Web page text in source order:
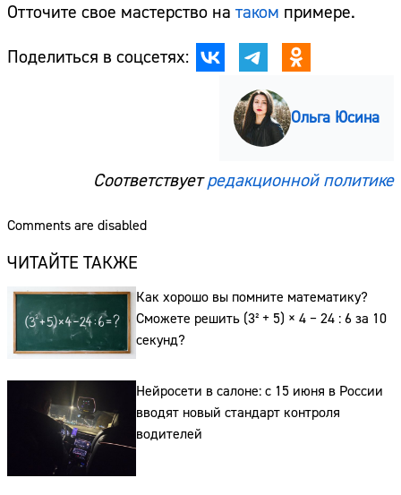
Отточите свое мастерство на таком примере.
Поделиться в соцсетях:
Ольга Юсина
Соответствуетредакционной политике
Comments are disabled
ЧИТАЙТЕ ТАКЖЕ
Как хорошо вы помните математику?
Сможете решить (3² + 5) × 4 − 24 : 6 за 10
секунд?
Нейросети в салоне: с 15 июня в России
вводят новый стандарт контроля
водителей